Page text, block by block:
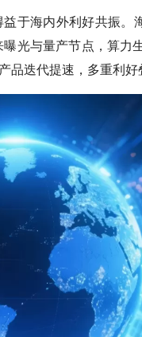
于海内外利好共振。
光与量产节点，算力
迭代提速，多重利好